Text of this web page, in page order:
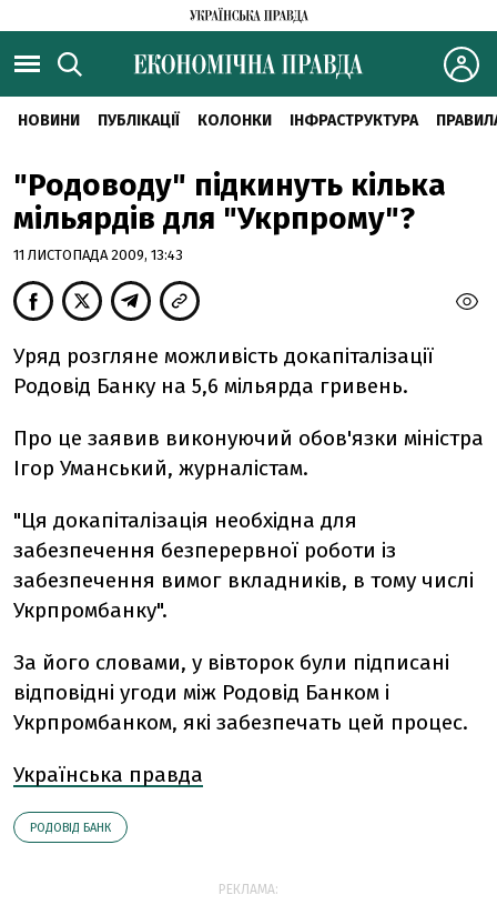
НОВИНИ ПУБЛІКАЦІЇ КОЛОНКИ ІНФРАСТРУКТУРА
"Родоводу" підкинуть кілька
мільярдів для "Укрпрому"?
11 ЛИСТОПАДА 2009, 13:43
Уряд розгляне можливість докапіталізації
Родовід Банку на 5,6 мільярда гривень.
Про це заявив виконуючий обов'язки міністра
Ігор Уманський, журналістам.
"Ця докапіталізація необхідна для
забезпечення безперервної роботи із
забезпечення вимог вкладників, в тому числі
Укрпромбанку".
За його словами, у вівторок були підписані
відповідні угоди між Родовід Банком і
Укрпромбанком, які забезпечать цей процес.
Українська правда
РОДОВІД БАНК
РЕКЛАМА: